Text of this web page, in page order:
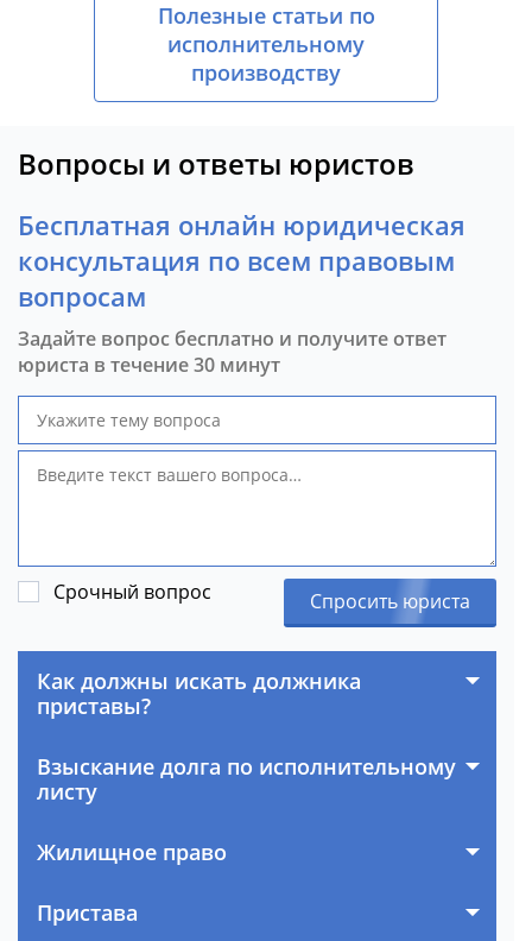
Полезные статьи по
исполнительному
производству
Вопросы и ответы юристов
Бесплатная онлайн юридическая
консультация по всем правовым
вопросам
Задайте вопрос бесплатно и получите ответ
юриста в течение 30 минут
Срочный вопрос Спросить юриста
Как должны искать должника
приставы?
Взыскание долга по исполнительному
листу
Жилищное право
Пристава